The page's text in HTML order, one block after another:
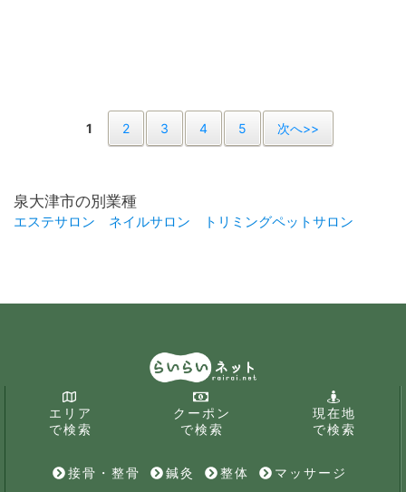
1 2 3 4 5 次へ>>
泉大津市の別業種
エステサロン ネイルサロン トリミングペットサロン
エリア
で検索
クーポン
で検索
現在地
で検索
接骨・整骨 鍼灸 整体 マッサージ